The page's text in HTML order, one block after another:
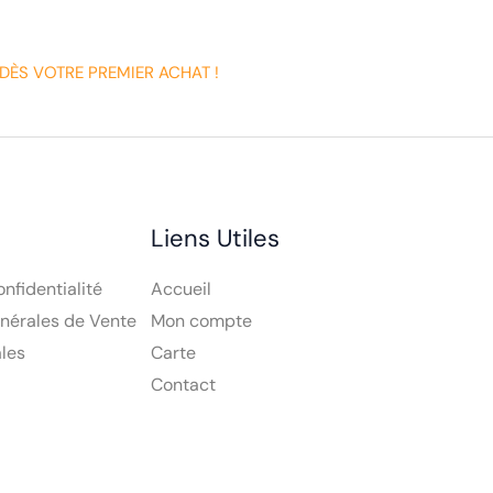
VOTRE PREMIER ACHAT !
de Vente
Liens Utiles
Accueil
Mon compte
Carte
Contact